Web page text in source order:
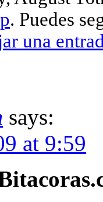
. Puedes
una
says:
at 9:59